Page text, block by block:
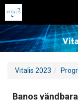
Vitalis 2023
Banos